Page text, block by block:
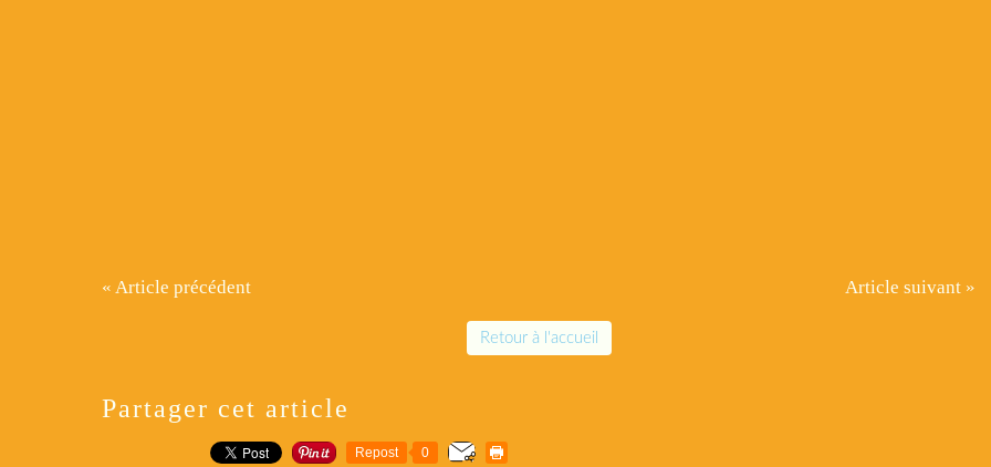
« Article précédent Article suivant »
Retour à l'accueil
Partager cet article
Repost 0